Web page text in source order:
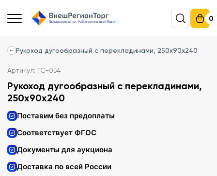
0
Рукоход дугообразный с перекладинами, 250х90х240
Артикул: ГС-054
Рукоход дугообразный с перекладинами,
250х90х240
Поставим без предоплаты
Соответствует ФГОС
Документы для аукциона
Доставка по всей России